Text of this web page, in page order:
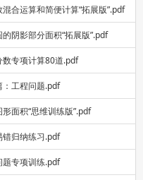
合运算和简便计算“拓展版”.pdf
阴影部分面积“拓展版”.pdf
数专项计算80道.pdf
：工程问题.pdf
面积“思维训练版”.pdf
错归纳练习.pdf
题专项训练.pdf